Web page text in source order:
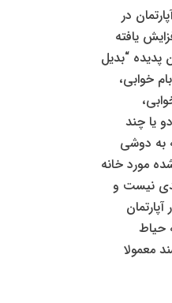
28.75
در
یافته
پدیده “بدیل
خوابی،
یا چند
به دوشی
مورد خانه
نیست و
حیاط
معمولا